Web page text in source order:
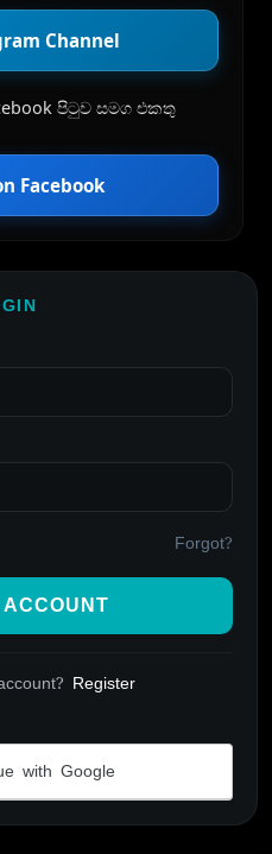
Channel
පිටුව සමග එකතු
Facebook
Forgot?
Register
with Google